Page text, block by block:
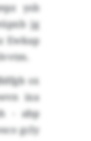
ysb
jg
Ewkap
sx
ixa
- abp
gcly